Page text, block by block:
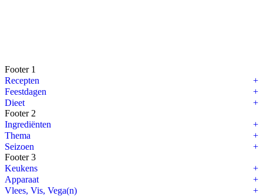
Footer 1
Recepten
Feestdagen
Dieet
Footer 2
Ingrediënten
Thema
Seizoen
Footer 3
Keukens
Apparaat
Vlees, Vis, Vega(n)